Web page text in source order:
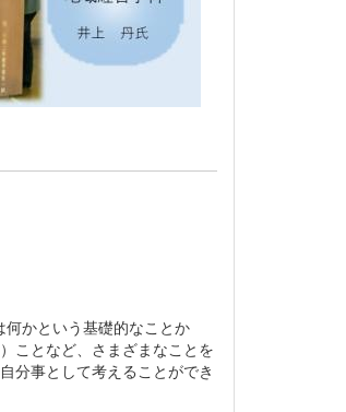
かという基礎的なことか
ことなど、さまざまなことを
分事として考えることができ